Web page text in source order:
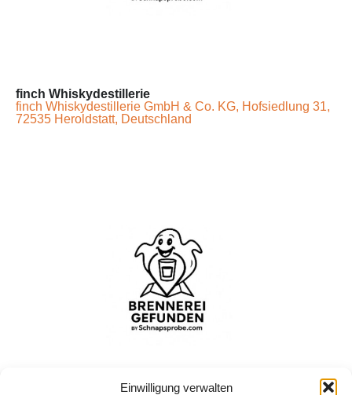
Einwilligung verwalten
finch Whiskydestillerie
finch Whiskydestillerie GmbH & Co. KG, Hofsiedlung 31,
72535 Heroldstatt, Deutschland